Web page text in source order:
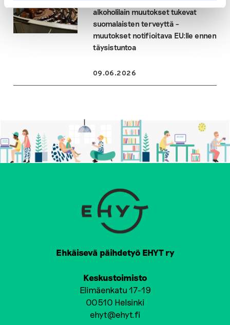
alkoholilain muutokset tukevat
suomalaisten terveyttä –
muutokset notifioitava EU:lle ennen
täysistuntoa
09.06.2026
Ehkäisevä päihdetyö EHYT ry
Keskustoimisto
Elimäenkatu 17-19
00510 Helsinki
ehyt@ehyt.fi